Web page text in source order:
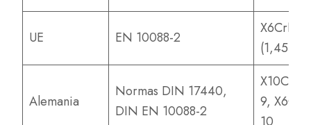
UE EN 10088-2
(1,4541)
Alemania
Normas DIN 17440,
DIN EN 10088-2
9,